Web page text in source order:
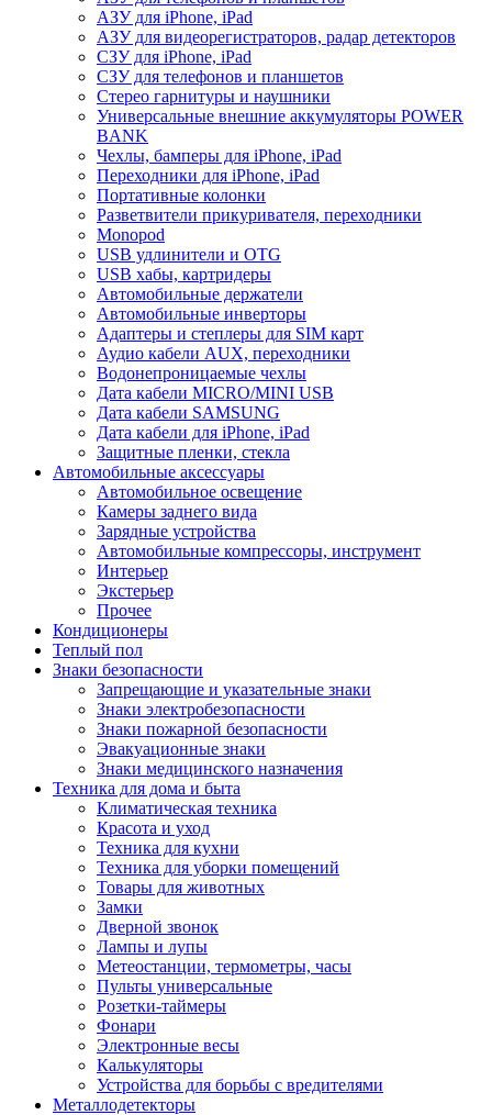
АЗУ для iPhone, iPad
АЗУ для видеорегистраторов, радар детекторов
СЗУ для iPhone, iPad
СЗУ для телефонов и планшетов
Стерео гарнитуры и наушники
Универсальные внешние аккумуляторы POWER
BANK
Чехлы, бамперы для iPhone, iPad
Переходники для iPhone, iPad
Портативные колонки
Разветвители прикуривателя, переходники
Monopod
USB удлинители и OTG
USB хабы, картридеры
Автомобильные держатели
Автомобильные инверторы
Адаптеры и степлеры для SIM карт
Аудио кабели AUX, переходники
Водонепроницаемые чехлы
Дата кабели MICRO/MINI USB
Дата кабели SAMSUNG
Дата кабели для iPhone, iPad
Защитные пленки, стекла
Автомобильные аксессуары
Автомобильное освещение
Камеры заднего вида
Зарядные устройства
Автомобильные компрессоры, инструмент
Интерьер
Экстерьер
Прочее
Кондиционеры
Теплый пол
Знаки безопасности
Запрещающие и указательные знаки
Знаки электробезопасности
Знаки пожарной безопасности
Эвакуационные знаки
Знаки медицинского назначения
Техника для дома и быта
Климатическая техника
Красота и уход
Техника для кухни
Техника для уборки помещений
Товары для животных
Замки
Дверной звонок
Лампы и лупы
Метеостанции, термометры, часы
Пульты универсальные
Розетки-таймеры
Фонари
Электронные весы
Калькуляторы
Устройства для борьбы с вредителями
Металлодетекторы